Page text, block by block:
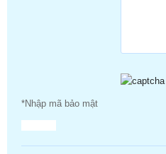
*Nhập mã bảo mật